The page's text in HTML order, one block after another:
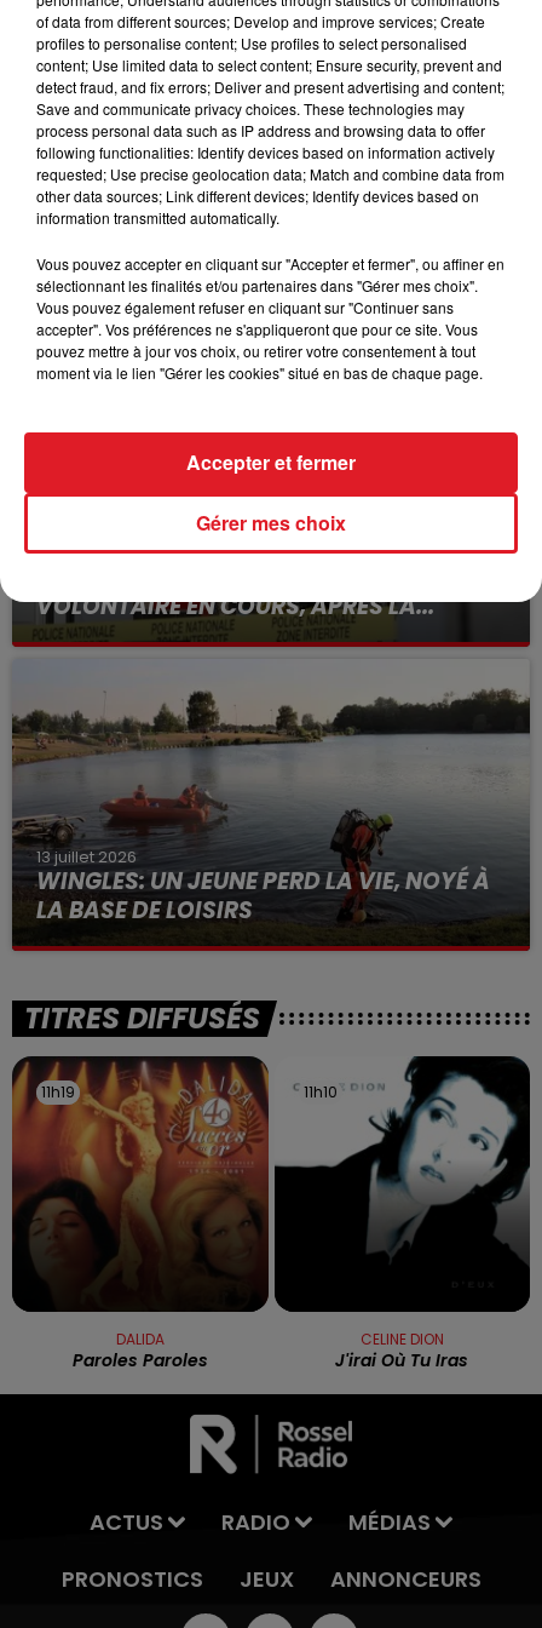
fois à Vincennes pour une victoire le 23/06. Ses deux
derniéres courses valent mieux que ça, sur sa valeur
il peut se retrouver.
********************
En direct des pistes :
R4 Fontainbleau : 610 AMALNA
FIL D'ACTUS
15 juillet 2026
VOLONTAIRE EN COURS, APRÈS LA...
Selon les premiers éléments, le logement servait
13 juillet 2026
WINGLES: UN JEUNE PERD LA VIE, NOYÉ À
LA BASE DE LOISIRS
La victime a coulé à pic
TITRES DIFFUSÉS
11h19
11h19
DALIDA
Paroles Paroles
11h10
11h10
CELINE DION
J'irai Où Tu Iras
ACTUS RADIO
MÉDIAS
PRONOSTICS
JEUX ANNONCEURS
of data from different sources; Develop and improve services; Create
profiles to personalise content; Use profiles to select personalised
content; Use limited data to select content; Ensure security, prevent and
detect fraud, and fix errors; Deliver and present advertising and content;
Save and communicate privacy choices. These technologies may
process personal data such as IP address and browsing data to offer
following functionalities: Identify devices based on information actively
requested; Use precise geolocation data; Match and combine data from
other data sources; Link different devices; Identify devices based on
information transmitted automatically.
Vous pouvez accepter en cliquant sur "Accepter et fermer", ou affiner en
sélectionnant les finalités et/ou partenaires dans "Gérer mes choix".
Vous pouvez également refuser en cliquant sur "Continuer sans
accepter". Vos préférences ne s'appliqueront que pour ce site. Vous
pouvez mettre à jour vos choix, ou retirer votre consentement à tout
moment via le lien "Gérer les cookies" situé en bas de chaque page.
Gérer mes choix
Accepter et fermer